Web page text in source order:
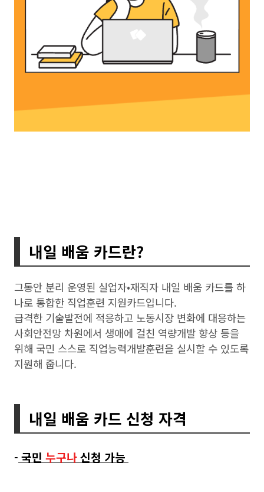
내일 배움 카드란?
그동안 분리 운영된 실업자•재직자 내일 배움 카드를 하
나로 통합한 직업훈련 지원카드입니다.
급격한 기술발전에 적응하고 노동시장 변화에 대응하는
사회안전망 차원에서 생애에 걸친 역량개발 향상 등을
위해 국민 스스로 직업능력개발훈련을 실시할 수 있도록
지원해 줍니다.
내일 배움 카드 신청 자격
- 국민 누구나신청 가능